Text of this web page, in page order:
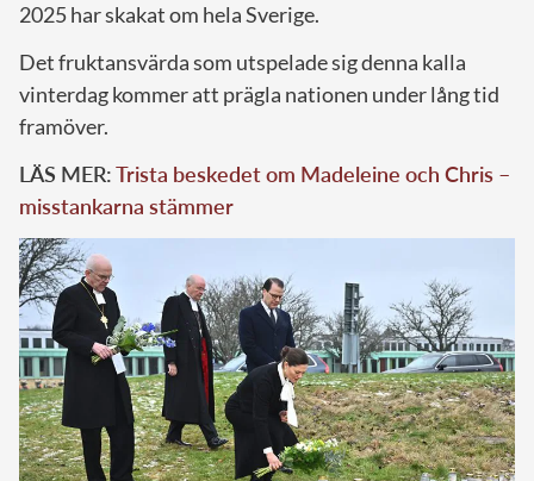
2025 har skakat om hela Sverige.
Det fruktansvärda som utspelade sig denna kalla
vinterdag kommer att prägla nationen under lång tid
framöver.
LÄS MER:Trista beskedet om Madeleine och Chris –
misstankarna stämmer